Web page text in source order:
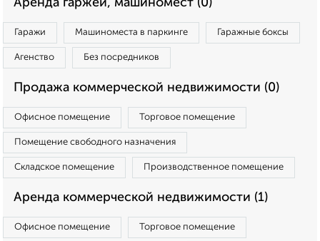
Аренда гаржей, машиномест (0)
Гаражи Машиноместа в паркинге Гаражные боксы
Агенство Без посредников
Продажа коммерческой недвижимости (0)
Офисное помещение Торговое помещение
Помещение свободного назначения
Складское помещение Производственное помещение
Аренда коммерческой недвижимости (1)
Офисное помещение Торговое помещение